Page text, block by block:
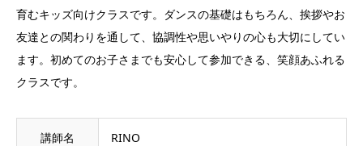
育むキッズ向けクラスです。ダンスの基礎はもちろん、挨拶やお
友達との関わりを通して、協調性や思いやりの心も大切にしてい
ます。初めてのお子さまでも安心して参加できる、笑顔あふれる
クラスです。
講師名 RINO